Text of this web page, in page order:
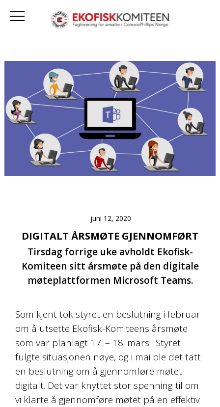
juni 12, 2020
DIGITALT ÅRSMØTE GJENNOMFØRT
Tirsdag forrige uke avholdt Ekofisk-
Komiteen sitt årsmøte på den digitale
møteplattformen Microsoft Teams.
Som kjent tok styret en beslutning i februar
om å utsette Ekofisk-Komiteens årsmøte
som var planlagt 17. – 18. mars. Styret
fulgte situasjonen nøye, og i mai ble det tatt
en beslutning om å gjennomføre møtet
digitalt. Det var knyttet stor spenning til om
vi klarte å gjennomføre møtet på en effektiv